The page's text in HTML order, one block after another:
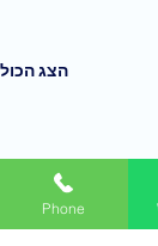
הצג הכול
Phone